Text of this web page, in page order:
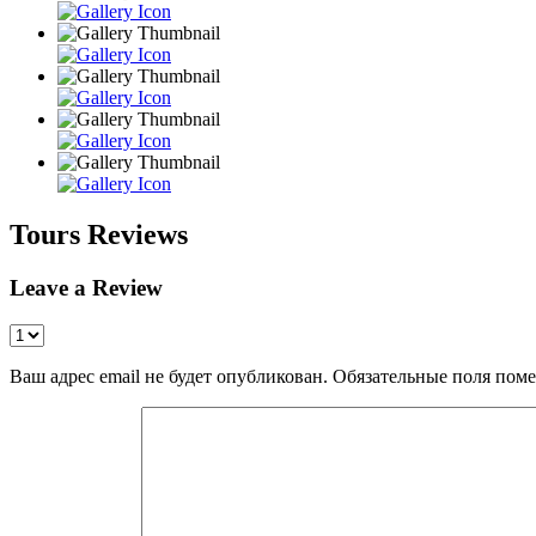
Tours Reviews
Leave a Review
Ваш адрес email не будет опубликован. Обязательные поля